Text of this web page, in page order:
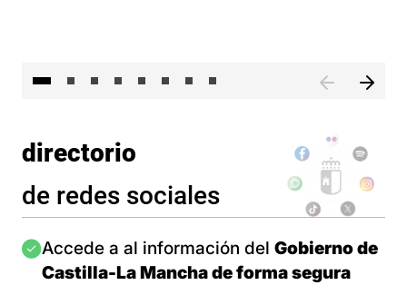
directorio
de redes sociales
Imagen
Accede a al información del Gobierno de
Castilla-La Mancha de forma segura